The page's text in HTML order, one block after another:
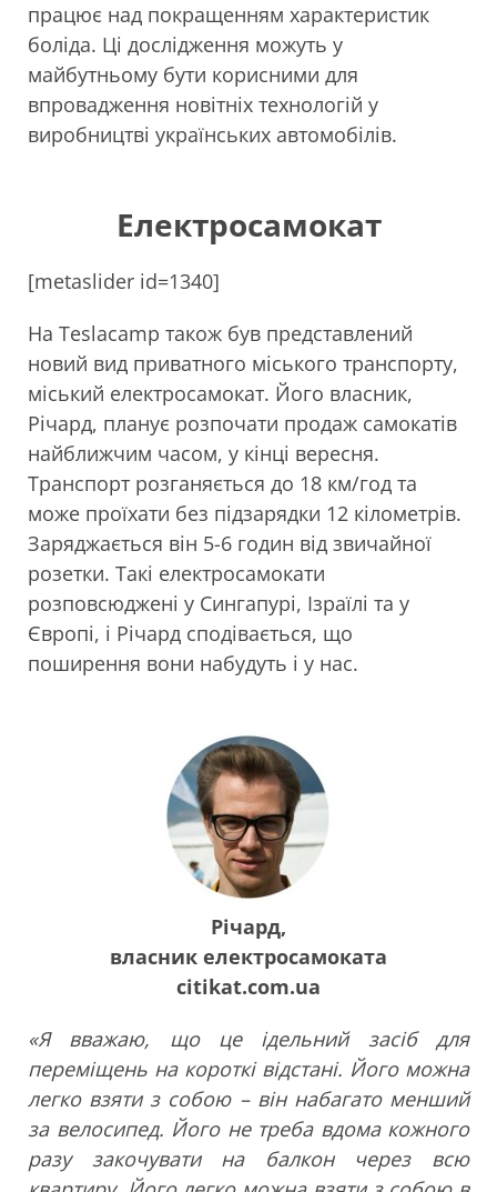
працює над покращенням характеристик
боліда. Ці дослідження можуть у
майбутньому бути корисними для
впровадження новітніх технологій у
виробництві українських автомобілів.
Електросамокат
[metaslider id=1340]
На Teslacamp також був представлений
новий вид приватного міського транспорту,
міський електросамокат. Його власник,
Річард, планує розпочати продаж самокатів
найближчим часом, у кінці вересня.
Транспорт розганяється до 18 км/год та
може проїхати без підзарядки 12 кілометрів.
Заряджається він 5-6 годин від звичайної
розетки. Такі електросамокати
розповсюджені у Сингапурі, Ізраїлі та у
Європі, і Річард сподівається, що
поширення вони набудуть і у нас.
Річард,
власник електросамоката
citikat.com.ua
«Я вважаю, що це ідельний засіб для
переміщень на короткі відстані. Його можна
легко взяти з собою – він набагато менший
за велосипед. Його не треба вдома кожного
разу закочувати на балкон через всю